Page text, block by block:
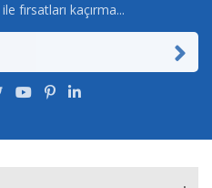
fırsatları kaçırma...